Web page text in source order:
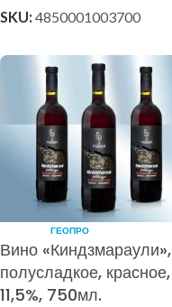
SKU: 4850001003700
ГЕОПРО
Вино «Киндзмараули»,
полусладкое, красное,
11,5%, 750мл.